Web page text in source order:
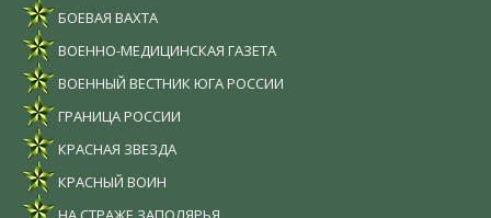
БОЕВАЯ ВАХТА
ВОЕННО-МЕДИЦИНСКАЯ ГАЗЕТА
ВОЕННЫЙ ВЕСТНИК ЮГА РОССИИ
ГРАНИЦА РОССИИ
КРАСНАЯ ЗВЕЗДА
КРАСНЫЙ ВОИН